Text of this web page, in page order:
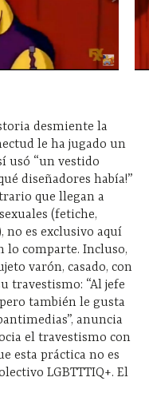
desmiente la
le ha jugado un
usó “un vestido
diseñadores había!”
que llegan a
(fetiche,
no es exclusivo aquí
lo comparte. Incluso,
varón, casado, con
travestismo: “Al jefe
también le gusta
anuncia
el travestismo con
esta práctica no es
LGBTTTIQ+. El